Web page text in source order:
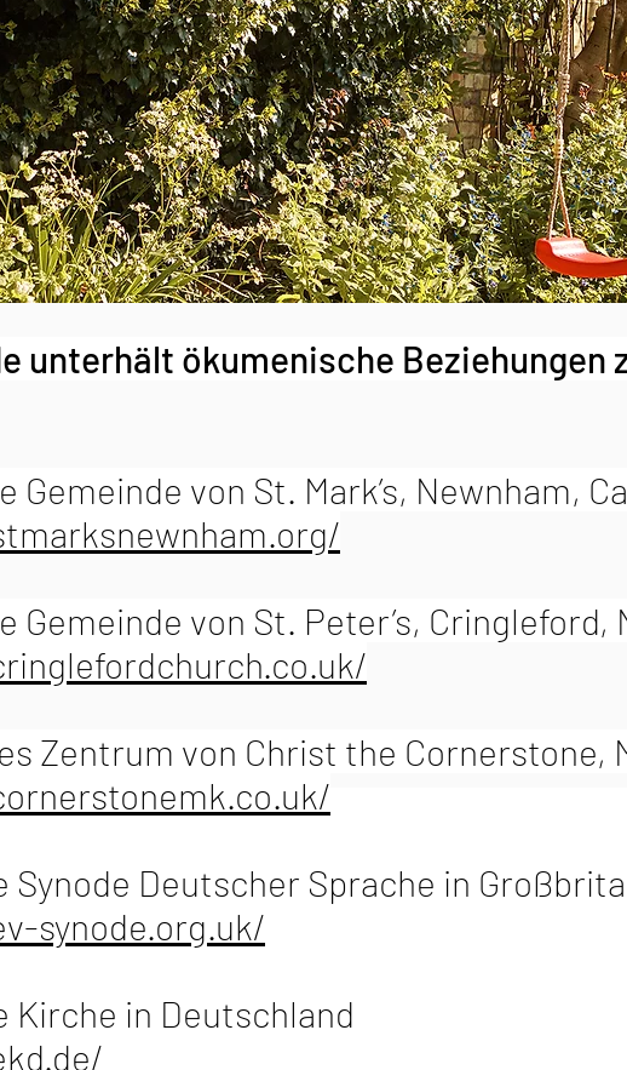
unterhält ökumenische Beziehungen
Gemeinde von St. Mark’s, Newnham,
Gemeinde von St. Peter’s, Cringleford,
Zentrum von Christ the Cornerstone,
Synode Deutscher Sprache in
synode.org.uk/
Kirche in Deutschland